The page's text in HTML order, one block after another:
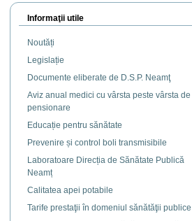
Informaţii utile
Noutăți
Legislație
Documente eliberate de D.S.P. Neamţ
Aviz anual medici cu vârsta peste vârsta de
pensionare
Educație pentru sănătate
Prevenire și control boli transmisibile
Laboratoare Direcția de Sănătate Publică
Neamț
Calitatea apei potabile
Tarife prestaţii în domeniul sănătăţii publice